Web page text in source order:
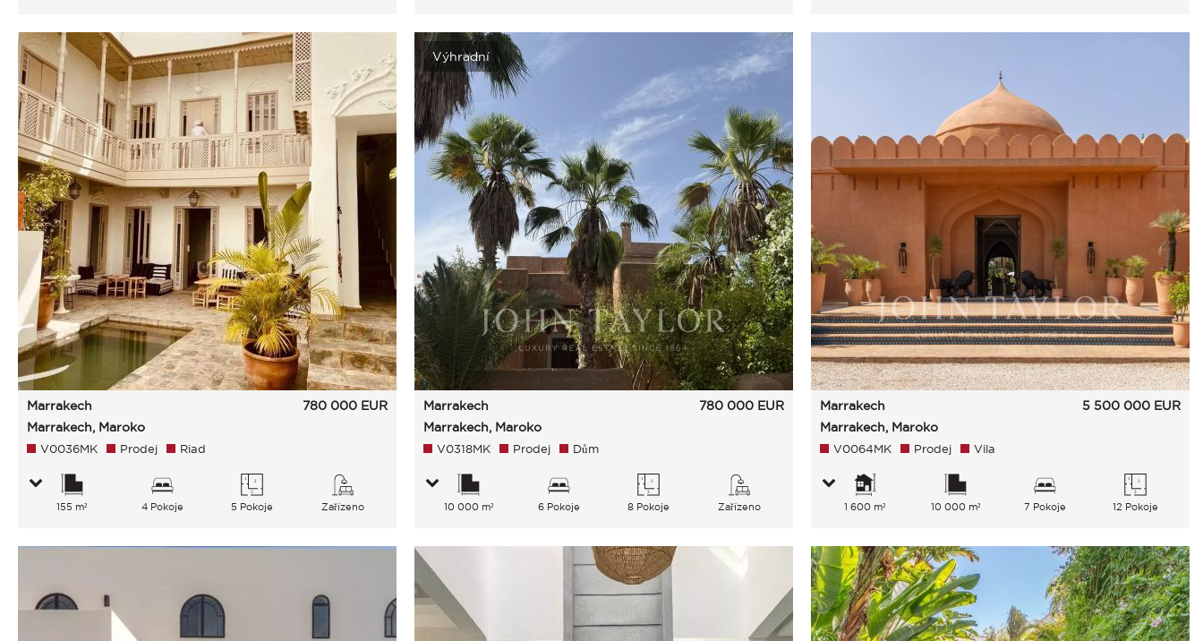
Marrakech
Marrakech, Maroko
780 000 EUR
V0036MK Prodej Riad
155 m² 4 Pokoje 5 Pokoje Zařízeno
Výhradní
Marrakech
Marrakech, Maroko
780 000 EUR
V0318MK Prodej Dům
10 000 m² 6 Pokoje 8 Pokoje Zařízeno
Marrakech
Marrakech, Maroko
5 500 000 EUR
V0064MK Prodej Vila
1 600 m² 10 000 m² 7 Pokoje 12 Pokoje